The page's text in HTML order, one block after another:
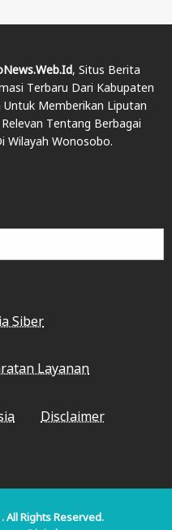
, Situs Berita
Terbaru Dari Kabupaten
Memberikan Liputan
Tentang Berbagai
Wilayah Wonosobo.
Siber
Layanan
Disclaimer
. All Rights Reserved.